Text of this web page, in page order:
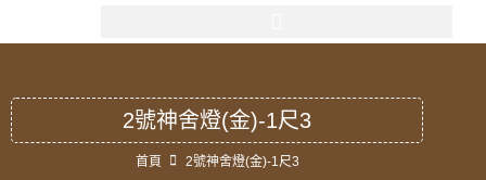
2號神舍燈(金)-1尺3
首頁 2號神舍燈(金)-1尺3